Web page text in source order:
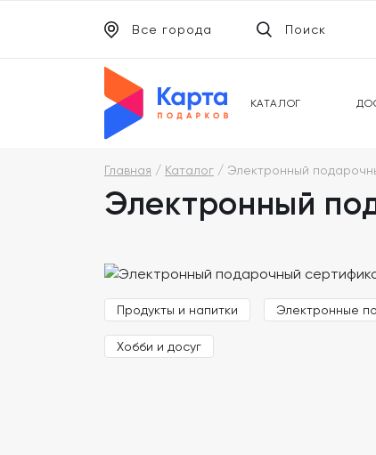
КАТАЛОГ
Все города Поиск
ПОДАРОЧНЫЕ КАРТЫ
Главная Каталог Электронный
Электронный
Продукты и напитки Электронные
Хобби и досуг